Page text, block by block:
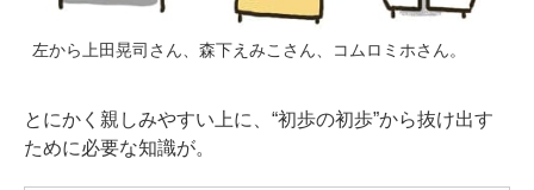
左から上田晃司さん、森下えみこさん、コムロミホさん。
とにかく親しみやすい上に、“初歩の初歩”から抜け出す
ために必要な知識が。